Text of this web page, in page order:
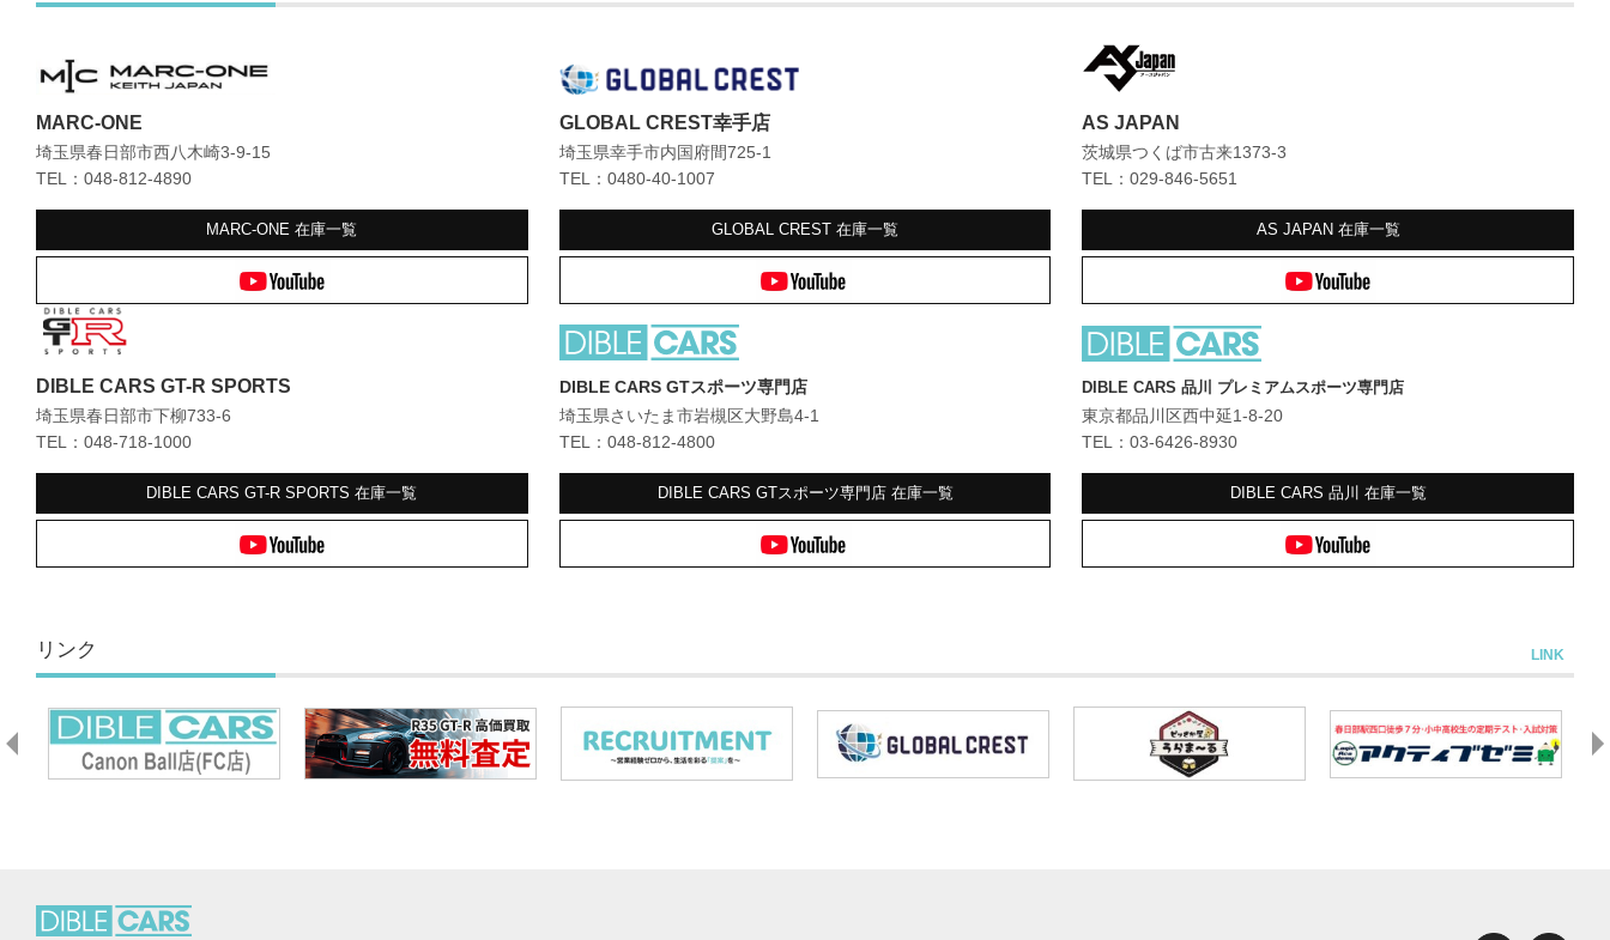
MARC-ONE
埼玉県春日部市西八木崎3-9-15
TEL：048-812-4890
MARC-ONE在庫一覧
GLOBAL CREST幸手店
埼玉県幸手市内国府間725-1
TEL：0480-40-1007
GLOBAL CREST 在庫一覧
AS JAPAN
茨城県つくば市古来1373-3
TEL：029-846-5651
AS JAPAN 在庫一覧
DIBLE CARS GT-R SPORTS
埼玉県春日部市下柳733-6
TEL：048-718-1000
DIBLE CARS GT-R SPORTS在庫一覧
DIBLE CARS GTスポーツ専門店
埼玉県さいたま市岩槻区大野島4-1
TEL：048-812-4800
DIBLE CARS GTスポーツ専門店 在庫一覧
DIBLE CARS 品川 プレミアムスポーツ専門店
東京都品川区西中延1-8-20
TEL：03-6426-8930
DIBLE CARS 品川 在庫一覧
リンク